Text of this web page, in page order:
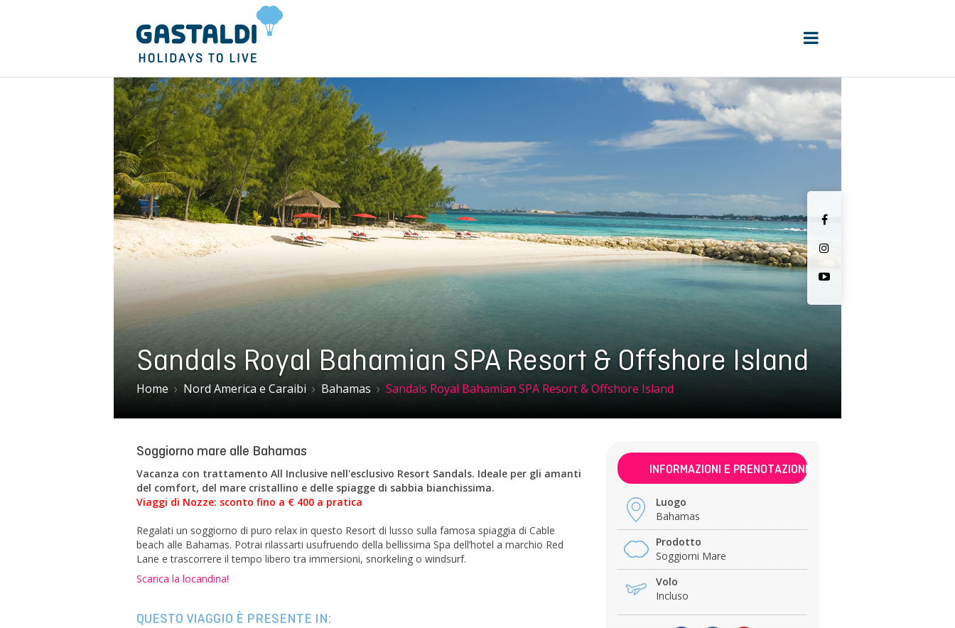
Sandals Royal Bahamian SPA Resort & Offshore Island
Home Nord America e Caraibi Bahamas Sandals Royal Bahamian SPA Resort & Offshore Island
Soggiorno mare alle Bahamas
Vacanza con trattamento All Inclusive nell'esclusivo Resort Sandals. Ideale per gli amanti
del comfort, del mare cristallino e delle spiagge di sabbia bianchissima.
Viaggi di Nozze: sconto fino a € 400 a pratica
Regalati un soggiorno di puro relax in questo Resort di lusso sulla famosa spiaggia di Cable
beach alle Bahamas. Potrai rilassarti usufruendo della bellissima Spa dell’hotel a marchio Red
Lane e trascorrere il tempo libero tra immersioni, snorkeling o windsurf.
Scarica la locandina!
QUESTO VIAGGIO È PRESENTE IN:
INFORMAZIONI E PRENOTAZIONI
Luogo
Bahamas
Prodotto
Soggiorni Mare
Volo
Incluso